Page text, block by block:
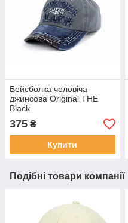
Бейсболка чоловіча
джинсова Original THE
Black
375 ₴
Купити
Подібні товари компанії